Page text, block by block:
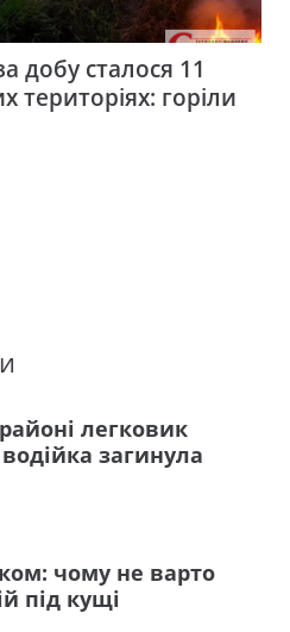
добу сталося 11
територіях: горіли
легковик
загинула
чому не варто
під кущі